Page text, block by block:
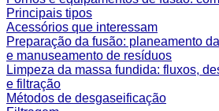
Principais tipos
Acessórios que interessam
Preparação da fusão: planeamento
e manuseamento de resíduos
Limpeza da massa fundida: fluxos,
e filtração
Métodos de desgaseificação